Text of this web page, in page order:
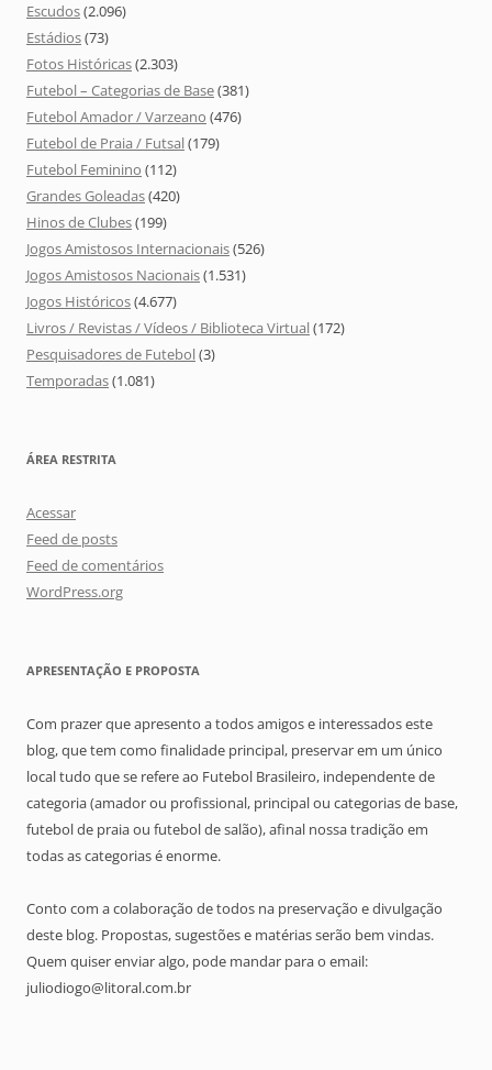
Escudos(2.096)
Estádios(73)
Fotos Históricas(2.303)
Futebol – Categorias de Base(381)
Futebol Amador / Varzeano (476)
Futebol de Praia / Futsal(179)
Futebol Feminino (112)
Grandes Goleadas(420)
Hinos de Clubes(199)
Jogos Amistosos Internacionais(526)
Jogos Amistosos Nacionais(1.531)
Jogos Históricos(4.677)
Livros / Revistas / Vídeos / Biblioteca Virtual(172)
Pesquisadores de Futebol(3)
Temporadas(1.081)
ÁREA RESTRITA
Acessar
Feed de posts
Feed de comentários
WordPress.org
APRESENTAÇÃO E PROPOSTA
Com prazer que apresento a todos amigos e interessados este
blog, que tem como finalidade principal, preservar em um único
local tudo que se refere ao Futebol Brasileiro, independente de
categoria (amador ou profissional, principal ou categorias de base,
futebol de praia ou futebol de salão), afinal nossa tradição em
todas as categorias é enorme.
Conto com a colaboração de todos na preservação e divulgação
deste blog. Propostas, sugestões e matérias serão bem vindas.
Quem quiser enviar algo, pode mandar para o email:
juliodiogo@litoral.com.br